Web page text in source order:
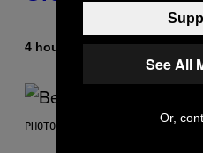
4 hours agoByDan Milam
PHOTO BY KEVIN WINTER/GETTY
See All
Or,